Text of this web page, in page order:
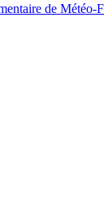
de Météo-